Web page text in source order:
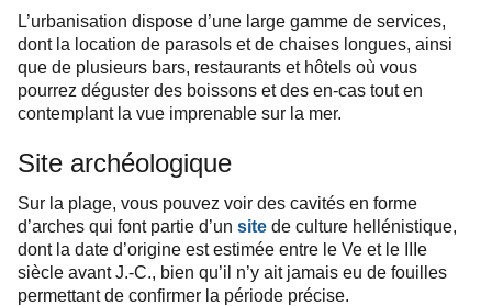
L’urbanisation dispose d’une large gamme de services,
dont la location de parasols et de chaises longues, ainsi
que de plusieurs bars, restaurants et hôtels où vous
pourrez déguster des boissons et des en-cas tout en
contemplant la vue imprenable sur la mer.
Site archéologique
Sur la plage, vous pouvez voir des cavités en forme
d’arches qui font partie d’un site de culture hellénistique,
dont la date d’origine est estimée entre le Ve et le IIIe
siècle avant J.-C., bien qu’il n’y ait jamais eu de fouilles
permettant de confirmer la période précise.